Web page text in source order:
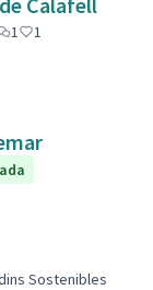
1
1
Sostenibles